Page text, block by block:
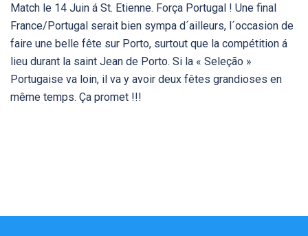
Match le 14 Juin á St. Etienne. Força Portugal ! Une final
France/Portugal serait bien sympa d´ailleurs, l´occasion de
faire une belle fête sur Porto, surtout que la compétition á
lieu durant la saint Jean de Porto. Si la « Seleção »
Portugaise va loin, il va y avoir deux fêtes grandioses en
même temps. Ça promet !!!